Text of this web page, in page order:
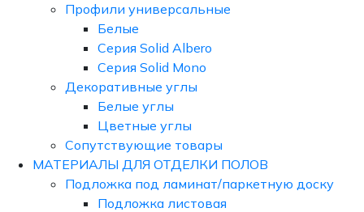
Профили универсальные
Белые
Серия Solid Albero
Серия Solid Mono
Декоративные углы
Белые углы
Цветные углы
Сопутствующие товары
МАТЕРИАЛЫ ДЛЯ ОТДЕЛКИ ПОЛОВ
Подложка под ламинат/паркетную доску
Подложка листовая